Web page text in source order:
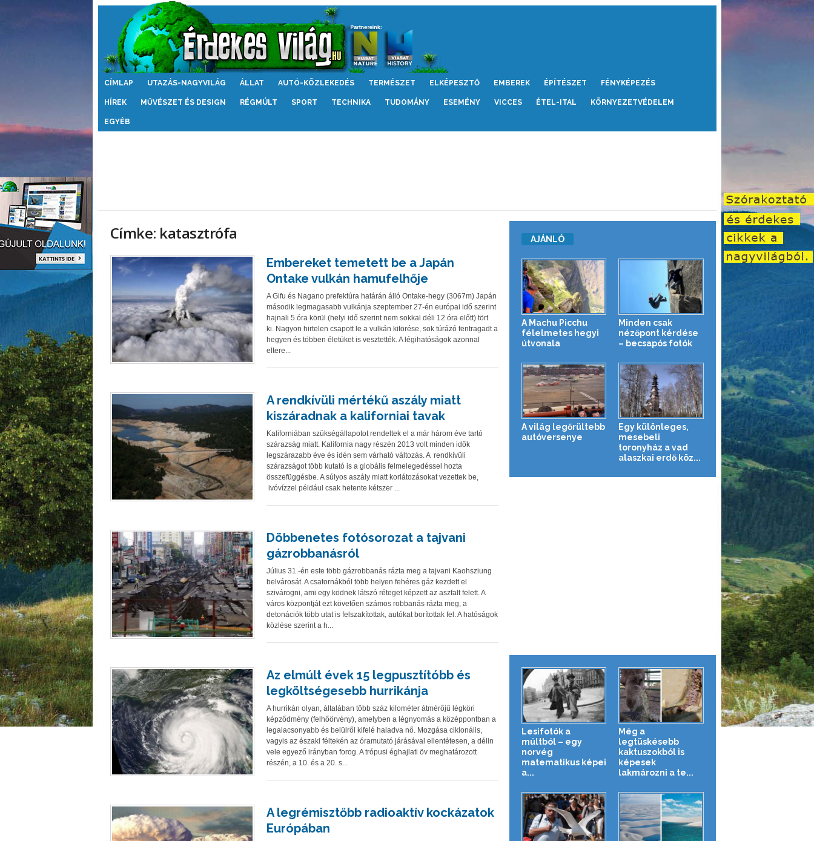
Érdekes
CÍMLAP UTAZÁS-NAGYVILÁG ÁLLAT AUTÓ-KÖZLEKEDÉS TERMÉSZET ELKÉPESZTŐ EMBEREK ÉPÍTÉSZET FÉNYKÉPEZÉS
HÍREK MŰVÉSZET ÉS DESIGN RÉGMÚLT SPORT TECHNIKA TUDOMÁNY ESEMÉNY VICCES ÉTEL-ITAL KÖRNYEZETVÉDELEM
EGYÉB
Címke: katasztrófa
Embereket temetett be a Japán
Ontake vulkán hamufelhője
A Gifu és Nagano prefektúra határán álló Ontake-hegy (3067m) Japán
második legmagasabb vulkánja szeptember 27-én európai idő szerint
hajnali 5 óra körül (helyi idő szerint nem sokkal déli 12 óra előtt) tört
ki. Nagyon hirtelen csapott le a vulkán kitörése, sok túrázó fentragadt a
hegyen és többen életüket is vesztették. A légihatóságok azonnal
eltere...
A rendkívüli mértékű aszály miatt
kiszáradnak a kaliforniai tavak
Kaliforniában szükségállapotot rendeltek el a már három éve tartó
szárazság miatt. Kalifornia nagy részén 2013 volt minden idők
legszárazabb éve és idén sem várható változás. A rendkívüli
szárazságot több kutató is a globális felmelegedéssel hozta
összefüggésbe. A súlyos aszály miatt korlátozásokat vezettek be,
ivóvízzel például csak hetente kétszer ...
Döbbenetes fotósorozat a tajvani
gázrobbanásról
Július 31.-én este több gázrobbanás rázta meg a tajvani Kaohsziung
belvárosát. A csatornákból több helyen fehéres gáz kezdett el
szivárogni, ami egy ködnek látszó réteget képzett az aszfalt felett. A
város központját ezt követően számos robbanás rázta meg, a
detonációk több utat is felszakítottak, autókat borítottak fel. A hatóságok
közlése szerint a h...
Az elmúlt évek 15 legpusztítóbb és
legköltségesebb hurrikánja
A hurrikán olyan, általában több száz kilométer átmérőjű légköri
képződmény (felhőörvény), amelyben a légnyomás a középpontban a
legalacsonyabb és belülről kifelé haladva nő. Mozgása ciklonális,
vagyis az északi féltekén az óramutató járásával ellentétesen, a délin
vele egyező irányban forog. A trópusi éghajlati öv meghatározott
részén, a 10. és a 20. s...
A legrémisztőbb radioaktív kockázatok
Európában
AJÁNLÓ
A Machu Picchu
félelmetes hegyi
útvonala
Minden csak
nézőpont kérdése
– becsapós fotók
A világ legőrültebb
autóversenye
Egy különleges,
mesebeli
toronyház a vad
alaszkai erdő köz...
Lesifotók a
múltból – egy
norvég
matematikus képei
a...
Még a
legtüskésebb
kaktuszokból is
képesek
lakmározni a te...